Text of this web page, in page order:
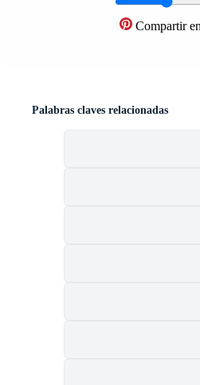
Compartir
Palabras claves relacionadas